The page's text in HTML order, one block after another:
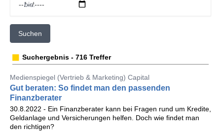
bis:
Suchen
Suchergebnis - 716 Treffer
Medienspiegel (Vertrieb & Marketing) Capital
Gut beraten: So findet man den passenden
Finanzberater
30.8.2022 - Ein Finanzberater kann bei Fragen rund um Kredite,
Geldanlage und Versicherungen helfen. Doch wie findet man
den richtigen?